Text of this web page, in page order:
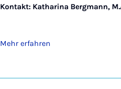
Kontakt: Katharina Bergmann,
Mehr erfahren